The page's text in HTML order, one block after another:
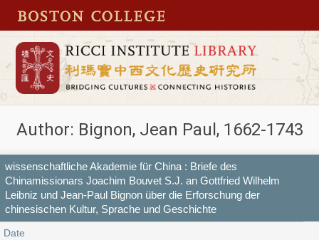
Author: Bignon, Jean Paul, 1662-1743
wissenschaftliche Akademie für China : Briefe des
Chinamissionars Joachim Bouvet S.J. an Gottfried Wilhelm
Leibniz und Jean-Paul Bignon über die Erforschung der
chinesischen Kultur, Sprache und Geschichte
Date